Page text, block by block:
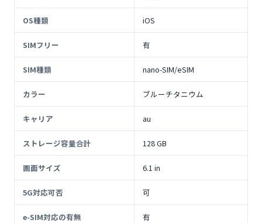
OS種類 iOS
SIMフリー 有
SIM種類 nano-SIM/eSIM
カラー ブルーチタニウム
キャリア au
ストレージ容量合計 128 GB
画面サイズ 6.1 in
5G対応可否 可
e-SIM対応の有無 有